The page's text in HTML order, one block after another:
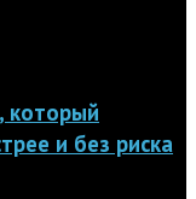
который
и без риска